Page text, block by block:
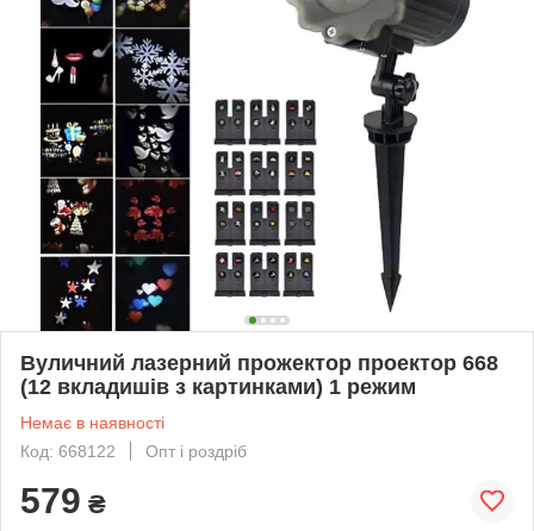
Вуличний лазерний прожектор проектор 668
(12 вкладишів з картинками) 1 режим
Немає в наявності
Код: 668122
Опт і роздріб
579 ₴